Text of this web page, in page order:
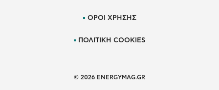
ΟΡΟΙ ΧΡΗΣΗΣ
ΠΟΛΙΤΙΚΗ COOKIES
© 2026 ENERGYMAG.GR